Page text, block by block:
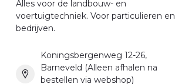
Alles voor de landbouw- en
voertuigtechniek. Voor particulieren en
bedrijven.
Koningsbergenweg 12-26,
Barneveld (Alleen afhalen na
bestellen via webshop)